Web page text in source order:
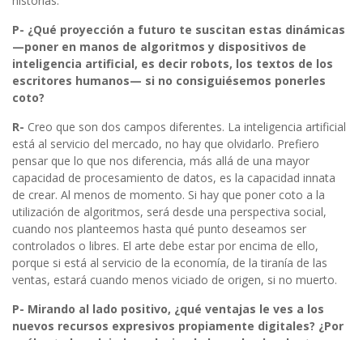
P- ¿Qué proyección a futuro te suscitan estas dinámicas
—poner en manos de algoritmos y dispositivos de
inteligencia artificial, es decir robots, los textos de los
escritores humanos— si no consiguiésemos ponerles
coto?
R- Creo que son dos campos diferentes. La inteligencia artificial
está al servicio del mercado, no hay que olvidarlo. Prefiero
pensar que lo que nos diferencia, más allá de una mayor
capacidad de procesamiento de datos, es la capacidad innata
de crear. Al menos de momento. Si hay que poner coto a la
utilización de algoritmos, será desde una perspectiva social,
cuando nos planteemos hasta qué punto deseamos ser
controlados o libres. El arte debe estar por encima de ello,
porque si está al servicio de la economía, de la tiranía de las
ventas, estará cuando menos viciado de origen, si no muerto.
P- Mirando al lado positivo, ¿qué ventajas le ves a los
nuevos recursos expresivos propiamente digitales? ¿Por